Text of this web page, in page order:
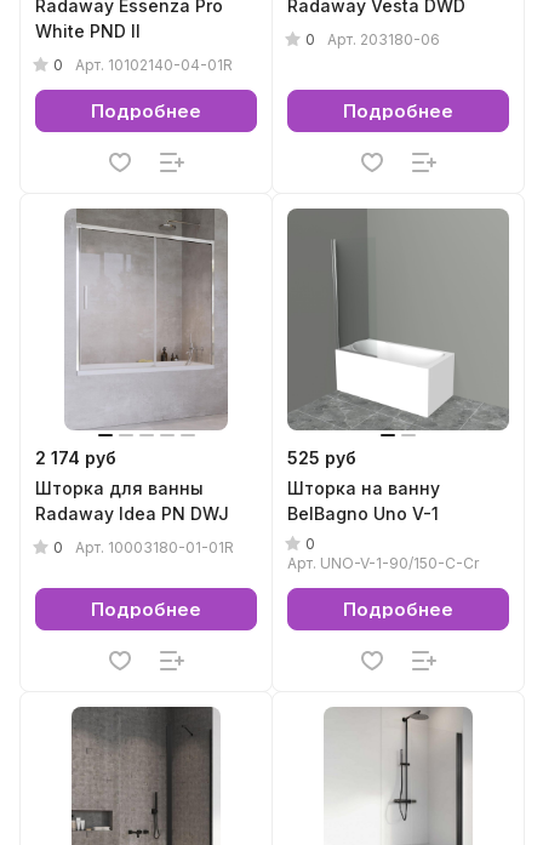
Radaway Essenza Pro
White PND II
0 Арт. 10102140-04-01R
Подробнее
Radaway Vesta DWD
0 Арт. 203180-06
Подробнее
2 174 руб
Шторка для ванны
Radaway Idea PN DWJ
0 Арт. 10003180-01-01R
Подробнее
525 руб
Шторка на ванну
BelBagno Uno V-1
0
Арт. UNO-V-1-90/150-C-Cr
Подробнее